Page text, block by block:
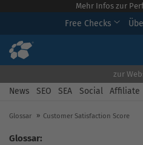
Mehr Infos zur
Free Checks
zur
News SEO SEA Social Affiliate
Glossar Customer Satisfaction Score
Glossar: